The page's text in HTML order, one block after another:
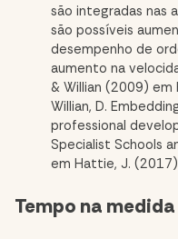
Tempo na